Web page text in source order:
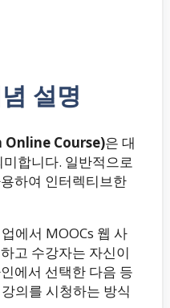
설명
Online Course)은 대
합니다. 일반적으로
하여 인터렉티브한
에서 MOOCs 웹 사
고 수강자는 자신이
에서 선택한 다음 등
의를 시청하는 방식